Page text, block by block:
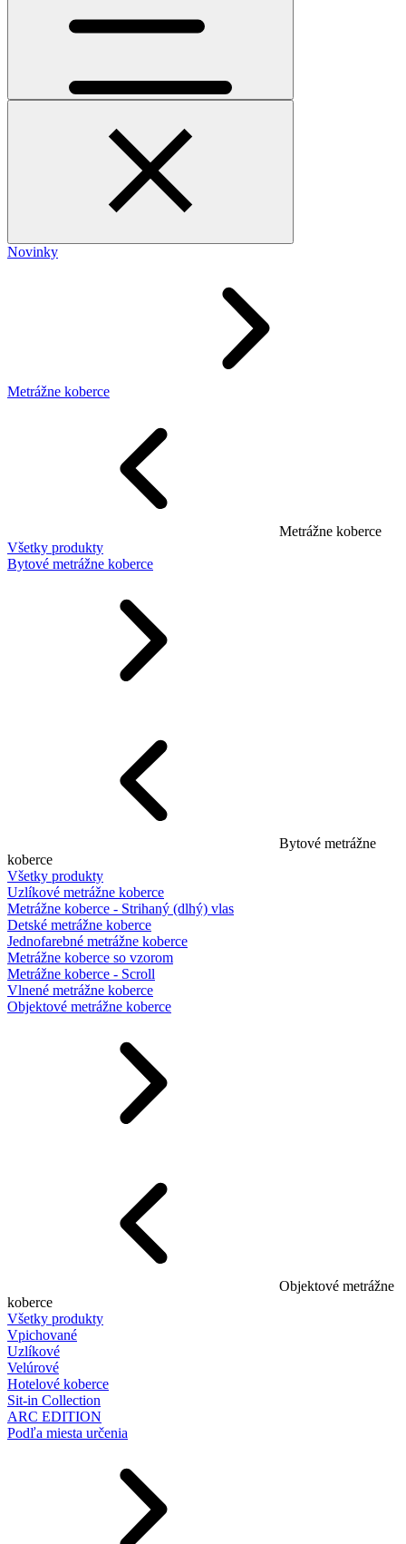
Novinky
Metrážne koberce
Metrážne koberce
Všetky produkty
Bytové metrážne koberce
Bytové metrážne
koberce
Všetky produkty
Uzlíkové metrážne koberce
Metrážne koberce - Strihaný (dlhý) vlas
Detské metrážne koberce
Jednofarebné metrážne koberce
Metrážne koberce so vzorom
Metrážne koberce - Scroll
Vlnené metrážne koberce
Objektové metrážne koberce
Objektové metrážne
koberce
Všetky produkty
Vpichované
Uzlíkové
Velúrové
Hotelové koberce
Sit-in Collection
ARC EDITION
Podľa miesta určenia